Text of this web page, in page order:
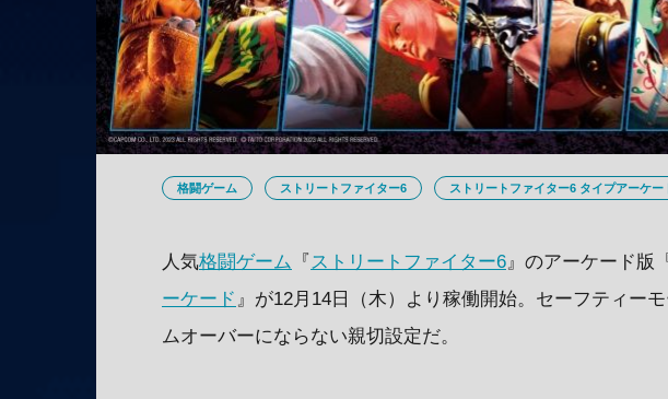
格闘ゲーム ストリートファイター6 ストリートファイター6 タイプアーケー
人気格闘ゲーム 『ストリートファイター6』のアーケード版
ーケード 』が12月14日（木）より稼働開始。セーフティー
ムオーバーにならない親切設定だ。